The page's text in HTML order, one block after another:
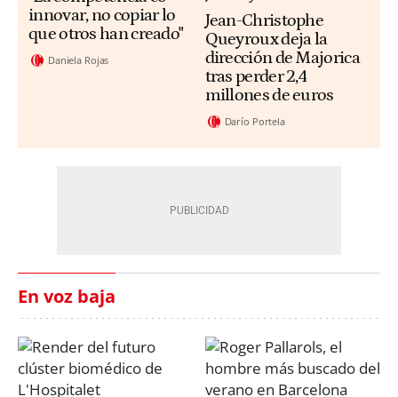
innovar, no copiar lo
que otros han creado"
Daniela Rojas
Jean-Christophe
Queyroux deja la
dirección de Majorica
tras perder 2,4
millones de euros
Darío Portela
En voz baja